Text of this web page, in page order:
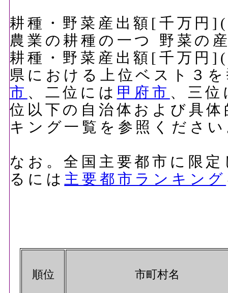
耕種・野菜産出額[千万円
農業の耕種の一つ 野菜の
耕種・野菜産出額[千万円
県における上位ベスト３
市 、二位には 甲府市 、三位
位以下の自治体および具
キング一覧を参照くださ
なお。全国主要都市に限
るには 主要都市ランキング
順位 市町村名